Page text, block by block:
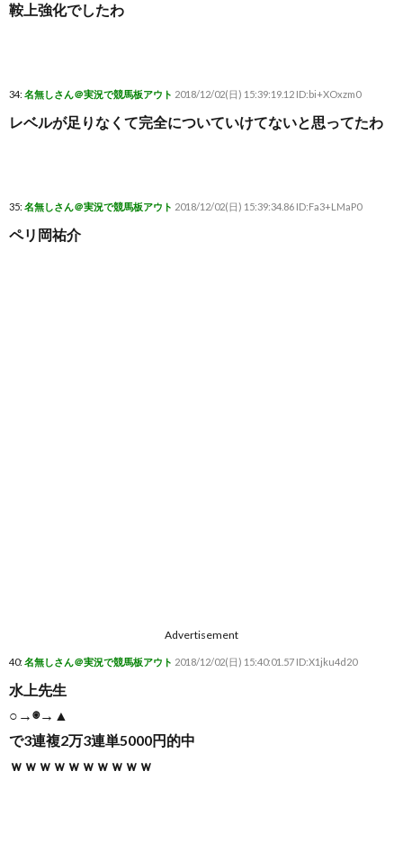
鞍上強化でしたわ
34: 名無しさん＠実況で競馬板アウト 2018/12/02(日) 15:39:19.12 ID:bi+XOxzm0
レベルが足りなくて完全についていけてないと思ってたわ
35: 名無しさん＠実況で競馬板アウト 2018/12/02(日) 15:39:34.86 ID:Fa3+LMaP0
ペリ岡祐介
Advertisement
40: 名無しさん＠実況で競馬板アウト 2018/12/02(日) 15:40:01.57 ID:X1jku4d20
水上先生
○→◉→▲
で3連複2万3連単5000円的中
ｗｗｗｗｗｗｗｗｗｗ